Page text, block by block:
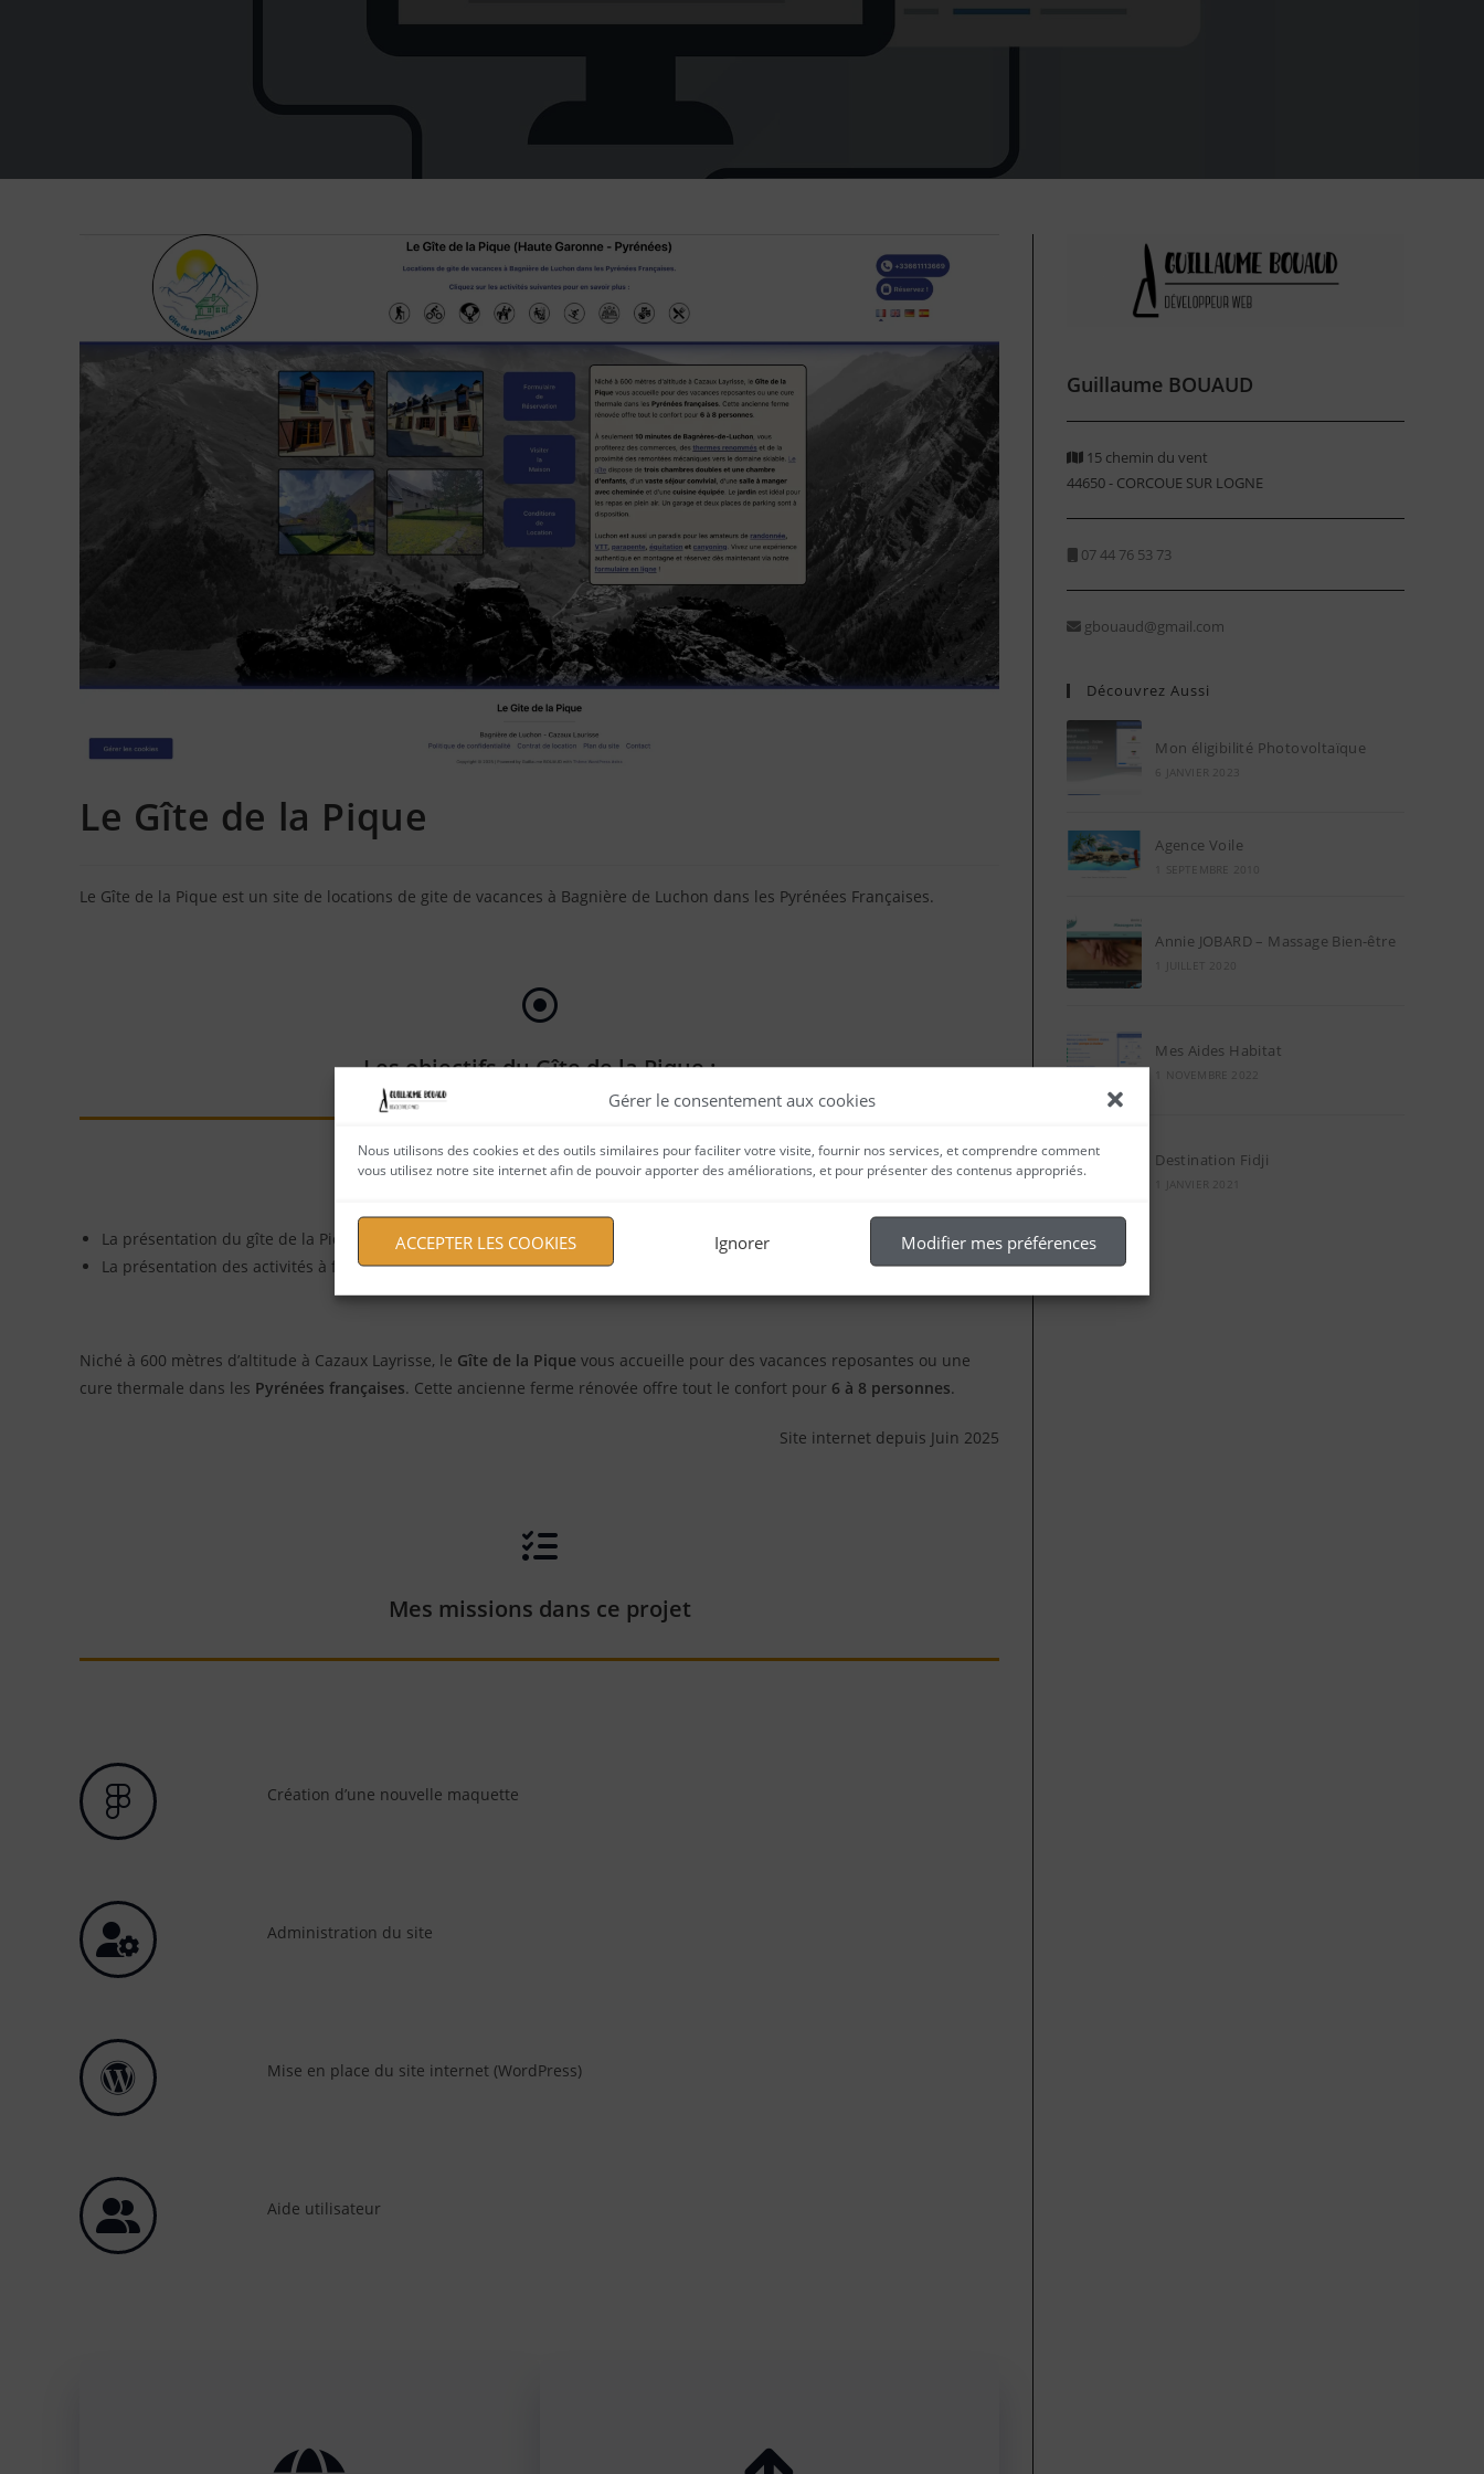
Gérer le consentement aux cookies
Nous utilisons des cookies et des outils similaires pour faciliter votre visite, fournir nos services, et comprendre comment
vous utilisez notre site internet afin de pouvoir apporter des améliorations, et pour présenter des contenus appropriés.
ACCEPTER LES COOKIES Ignorer Modifier mes préférences
Le Gîte de la Pique
Le Gîte de la Pique est un site de locations de gite de vacances à Bagnière de Luchon dans les Pyrénées Françaises.
Les objectifs du Gîte de la Pique :
La présentation du gîte de la Pique
La présentation des activités à faire aux alentours
Niché à 600 mètres d’altitude à Cazaux Layrisse, le Gîte de la Pique vous accueille pour des vacances reposantes ou une
cure thermale dans les Pyrénées françaises. Cette ancienne ferme rénovée offre tout le confort pour 6 à 8 personnes.
Site internet depuis Juin 2025
Mes missions dans ce projet
Création d’une nouvelle maquette
Administration du site
Mise en place du site internet (WordPress)
Aide utilisateur
Guillaume BOUAUD
15 chemin du vent
44650 - CORCOUE SUR LOGNE
07 44 76 53 73
gbouaud@gmail.com
Découvrez Aussi
Mon éligibilité Photovoltaïque
6 JANVIER 2023
Agence Voile
1 SEPTEMBRE 2010
Annie JOBARD – Massage Bien-être
1 JUILLET 2020
Mes Aides Habitat
1 NOVEMBRE 2022
Destination Fidji
1 JANVIER 2021